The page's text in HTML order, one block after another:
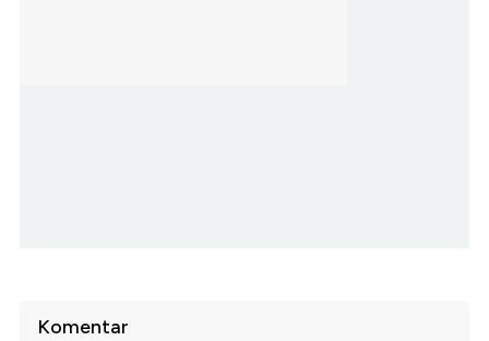
Komentar